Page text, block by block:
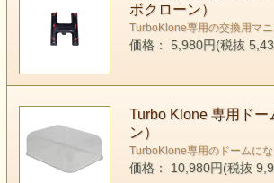
ボクローン）
TurboKlone専用の交換用マニ
価格： 5,980円(税抜
Turbo Klone 専用ドー
ン）
TurboKlone専用のドームにな
価格： 10,980円(税抜